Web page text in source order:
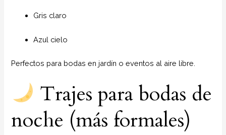
Gris claro
Azul cielo
Perfectos para bodas en jardín o eventos al aire libre.
Trajes para bodas de
noche (más formales)